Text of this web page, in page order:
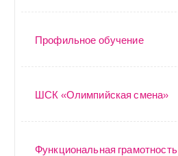
Профильное обучение
ШСК «Олимпийская смена»
Функциональная грамотность